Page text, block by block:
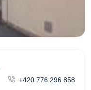
+420 776 296 858